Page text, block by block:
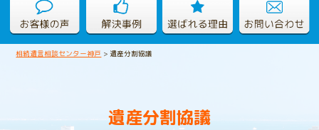
相続遺言相談センター神戸 > 遺産分割協議
遺産分割協議